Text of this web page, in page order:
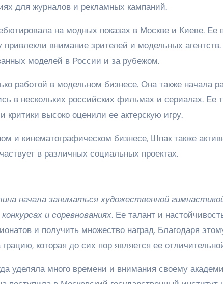
для журналов и рекламных кампаний.
на модных показах в Москве и Киеве. Ее
привлекли внимание зрителей и модельных
моделей в России и за рубежом.
работой в модельном бизнесе. Она также начала
в нескольких российских фильмах и сериалах. Ее
критики высоко оценили ее актерскую игру.
и кинематографическом бизнесе, Шпак также
в различных социальных проектах.
начала заниматься художественной
и соревнованиях. Ее талант и
и получить множество наград. Благодаря
которая до сих пор является ее
уделяла много времени и внимания своему